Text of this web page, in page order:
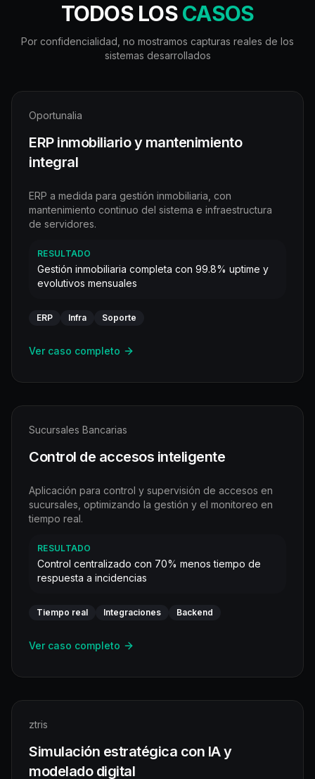
TODOS LOSCASOS
Por confidencialidad, no mostramos capturas reales de los
sistemas desarrollados
Oportunalia
ERP inmobiliario y mantenimiento
integral
ERP a medida para gestión inmobiliaria, con
mantenimiento continuo del sistema e infraestructura
de servidores.
RESULTADO
Gestión inmobiliaria completa con 99.8% uptime y
evolutivos mensuales
ERP Infra Soporte
Ver caso completo
Sucursales Bancarias
Control de accesos inteligente
Aplicación para control y supervisión de accesos en
sucursales, optimizando la gestión y el monitoreo en
tiempo real.
RESULTADO
Control centralizado con 70% menos tiempo de
respuesta a incidencias
Tiempo real Integraciones Backend
Ver caso completo
ztris
Simulación estratégica con IA y
modelado digital